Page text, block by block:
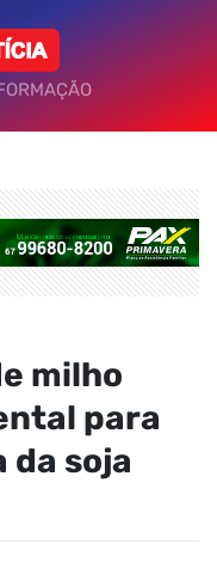
milho
para
soja